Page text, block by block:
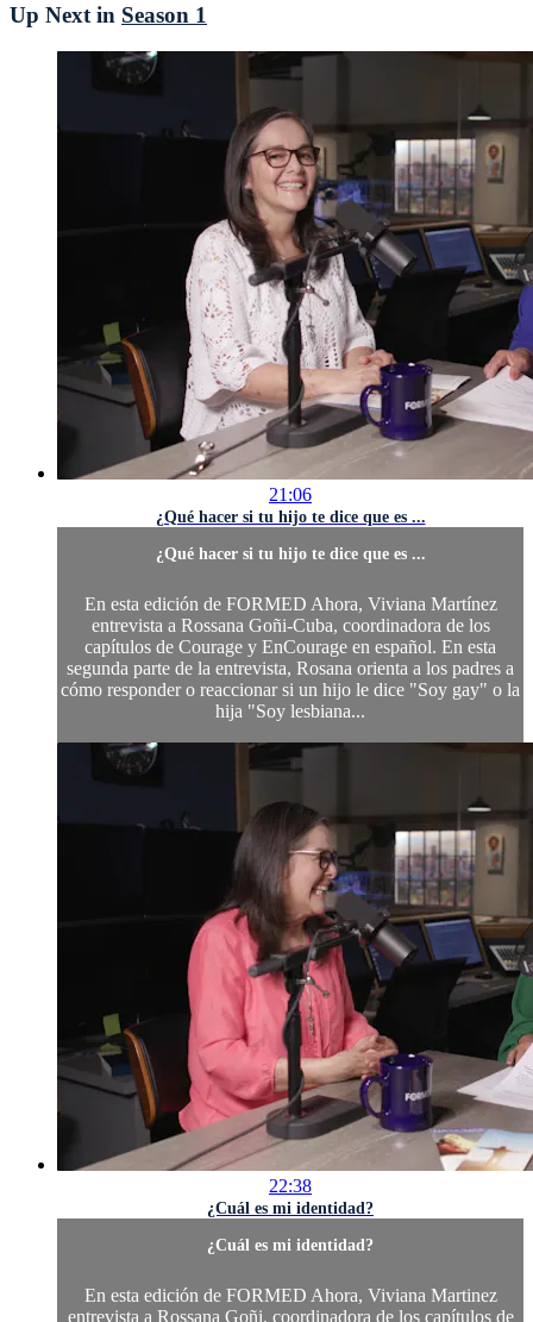
Up Next in Season 1
21:06
¿Qué hacer si tu hijo te dice que es ...
¿Qué hacer si tu hijo te dice que es ...
En esta edición de FORMED Ahora, Viviana Martínez
entrevista a Rossana Goñi-Cuba, coordinadora de los
capítulos de Courage y EnCourage en español. En esta
segunda parte de la entrevista, Rosana orienta a los padres a
cómo responder o reaccionar si un hijo le dice "Soy gay" o la
hija "Soy lesbiana...
22:38
¿Cuál es mi identidad?
¿Cuál es mi identidad?
En esta edición de FORMED Ahora, Viviana Martinez
entrevista a Rossana Goñi, coordinadora de los capítulos de